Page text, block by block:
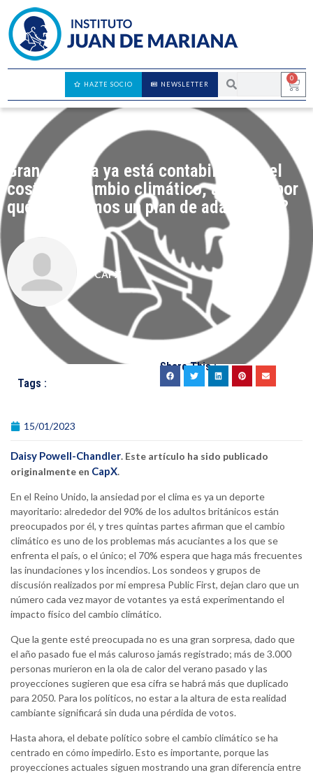
0
NEWSLETTER
HAZTE SOCIO
Gran Bretaña ya está contabilizando el
coste del cambio climático, así que ¿por
qué no tenemos un plan de adaptación?
CAPX
Tags :
Share This :
15/01/2023
Daisy Powell-Chandler. Este artículo ha sido publicado
originalmente en CapX.
En el Reino Unido, la ansiedad por el clima es ya un deporte
mayoritario: alrededor del 90% de los adultos británicos están
preocupados por él, y tres quintas partes afirman que el cambio
climático es uno de los problemas más acuciantes a los que se
enfrenta el país, o el único; el 70% espera que haga más frecuentes
las inundaciones y los incendios. Los sondeos y grupos de
discusión realizados por mi empresa Public First, dejan claro que un
número cada vez mayor de votantes ya está experimentando el
impacto físico del cambio climático.
Que la gente esté preocupada no es una gran sorpresa, dado que
el año pasado fue el más caluroso jamás registrado; más de 3.000
personas murieron en la ola de calor del verano pasado y las
proyecciones sugieren que esa cifra se habrá más que duplicado
para 2050. Para los políticos, no estar a la altura de esta realidad
cambiante significará sin duda una pérdida de votos.
Hasta ahora, el debate político sobre el cambio climático se ha
centrado en cómo impedirlo. Esto es importante, porque las
proyecciones actuales siguen mostrando una gran diferencia entre